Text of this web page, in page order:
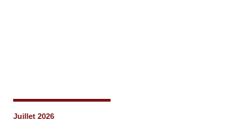
Juillet 2026